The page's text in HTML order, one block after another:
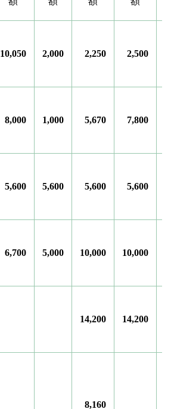
10,050 2,000 2,250 2,500
8,000 1,000 5,670 7,800
5,600 5,600 5,600 5,600
6,700 5,000 10,000 10,000
14,200 14,200
8,160